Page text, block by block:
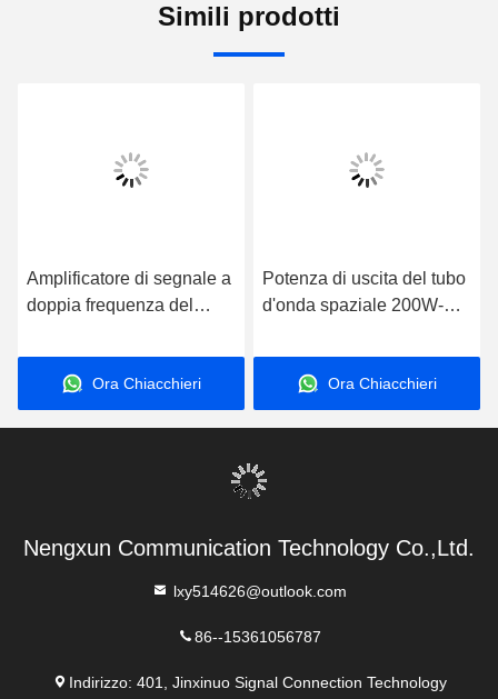
Simili prodotti
Amplificatore di segnale a
doppia frequenza del
certificato CE, in grado di
potenziare i segnali
wireless
Ora Chiacchieri
Potenza di uscita del tubo
d'onda spaziale 200W-
banda Ku 1GHz~10GHz
Ora Chiacchieri
Nengxun Communication Technology Co.,Ltd.
lxy514626@outlook.com
86--15361056787
Indirizzo: 401, Jinxinuo Signal Connection Technology